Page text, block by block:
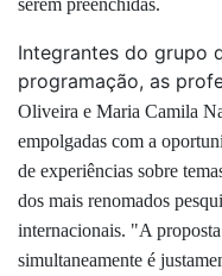
serem preenchidas.
Integrantes do grupo
programação, as
Oliveira e Maria Camila
empolgadas com a
de experiências sobre
dos mais renomados
internacionais. "A
simultaneamente é